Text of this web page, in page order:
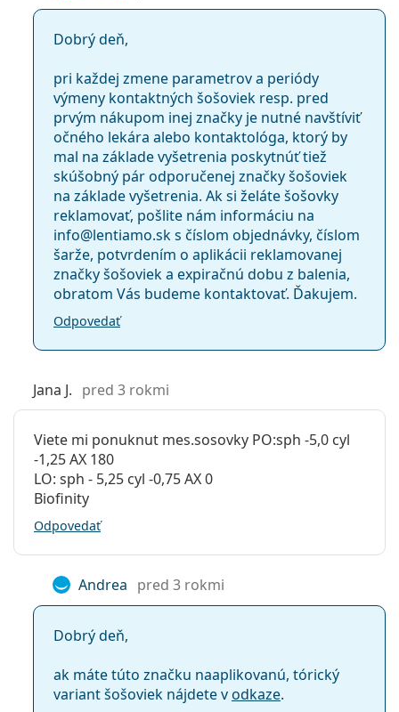
Dobrý deň,
pri každej zmene parametrov a periódy
výmeny kontaktných šošoviek resp. pred
prvým nákupom inej značky je nutné navštíviť
očného lekára alebo kontaktológa, ktorý by
mal na základe vyšetrenia poskytnúť tiež
skúšobný pár odporučenej značky šošoviek
na základe vyšetrenia. Ak si želáte šošovky
reklamovať, pošlite nám informáciu na
info@lentiamo.sk s číslom objednávky, číslom
šarže, potvrdením o aplikácii reklamovanej
značky šošoviek a expiračnú dobu z balenia,
obratom Vás budeme kontaktovať. Ďakujem.
Odpovedať
Jana J. pred 3 rokmi
Viete mi ponuknut mes.sosovky PO:sph -5,0 cyl
-1,25 AX 180
LO: sph - 5,25 cyl -0,75 AX 0
Biofinity
Odpovedať
Andrea pred 3 rokmi
Dobrý deň,
ak máte túto značku naaplikovanú, tórický
variant šošoviek nájdete vodkaze.